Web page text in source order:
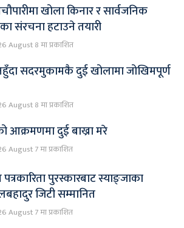
खोला किनार र सार्वजनिक
संरचना हटाउने तयारी
August 8 मा प्रकाशित
सदरमुकामकै दुई खोलामा जोखिमपूर्ण
August 8 मा प्रकाशित
आक्रमणमा दुई बाख्रा मरे
August 7 मा प्रकाशित
पुरस्कारबाट स्याङ्जाका
जिटी सम्मानित
August 7 मा प्रकाशित